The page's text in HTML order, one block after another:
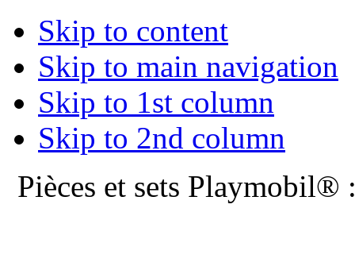
Skip to content
Skip to main navigation
Skip to 1st column
Skip to 2nd column
Pièces et sets Playmobil®